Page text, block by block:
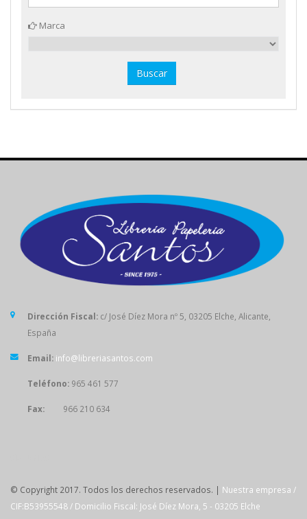
Marca
Dirección Fiscal: c/ José Díez Mora nº 5, 03205 Elche, Alicante,
España
Email: info@libreriasantos.com
Teléfono: 965 461 577
Fax: 966 210 634
© Copyright 2017. Todos los derechos reservados. | Nuestra empresa /
CIF:B53955548 / Domicilio Fiscal: José Díez Mora, 5 - 03205 Elche